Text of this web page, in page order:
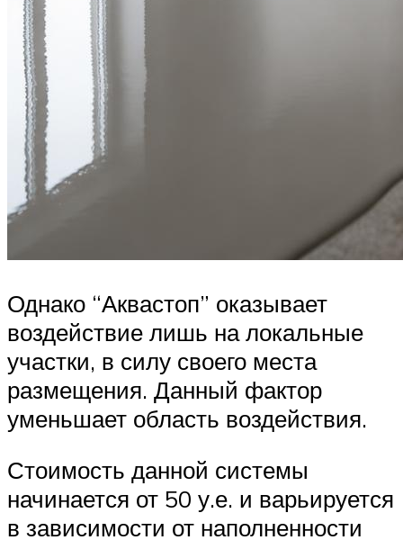
Однако “Аквастоп” оказывает
воздействие лишь на локальные
участки, в силу своего места
размещения. Данный фактор
уменьшает область воздействия.
Стоимость данной системы
начинается от 50 у.е. и варьируется
в зависимости от наполненности